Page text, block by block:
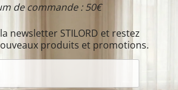
de commande : 50€
newsletter STILORD et restez
produits et promotions.